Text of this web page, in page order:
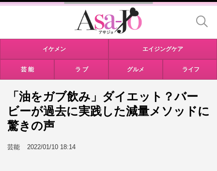
イケメン エイジングケア
芸 能 ラ ブ グルメ ライフ
「油をガブ飲み」ダイエット？バー
ビーが過去に実践した減量メソッドに
驚きの声
芸能 2022/01/10 18:14